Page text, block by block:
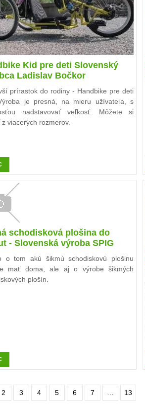
Kid pre deti Slovenský
Ladislav Bočkor
prírastok do rodiny - Handbike pre deti
je presná, na mieru užívateľa, s
nadstavovať veľkosť. Môžete si
viacerých rozmerov.
schodisková plošina do
- Slovenská výroba SPIG
o tom akú šikmú schodiskovú plošinu
mať doma, ale aj o výrobe šikmých
plošín.
2 3 4 5 6 7 13